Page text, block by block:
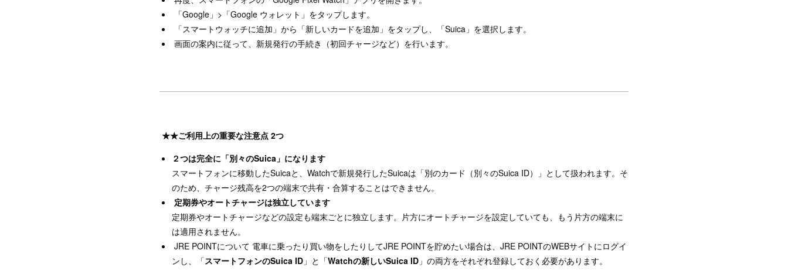
「Google」>「Google ウォレット」をタップします。
「スマートウォッチに追加」から「新しいカードを追加」をタップし、「Suica」を選択します。
画面の案内に従って、新規発行の手続き（初回チャージなど）を行います。
★★ご利用上の重要な注意点 2つ
２つは完全に「別々のSuica」になります
スマートフォンに移動したSuicaと、Watchで新規発行したSuicaは「別のカード（別々のSuica ID）」として扱われます。そ
のため、チャージ残高を2つの端末で共有・合算することはできません。
定期券やオートチャージは独立しています
定期券やオートチャージなどの設定も端末ごとに独立します。片方にオートチャージを設定していても、もう片方の端末に
は適用されません。
JRE POINTについて 電車に乗ったり買い物をしたりしてJRE POINTを貯めたい場合は、JRE POINTのWEBサイトにログイ
ンし、「スマートフォンのSuica ID 」と「Watchの新しいSuica ID 」の両方をそれぞれ登録しておく必要があります。